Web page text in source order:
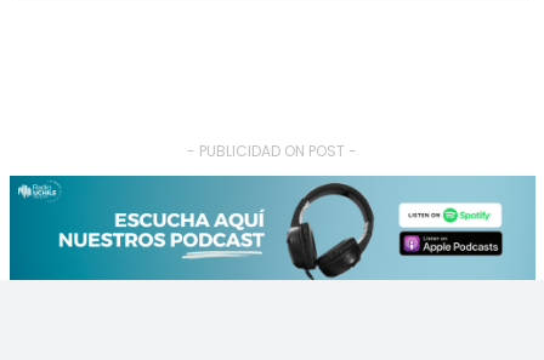
- PUBLICIDAD ON POST -